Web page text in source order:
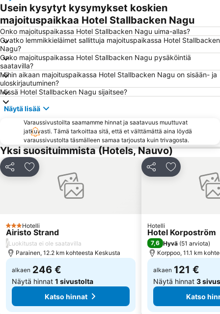
Turun tuomiokirkko
Turun Messu- ja Kongressikeskus
Kultaranta
HK Arena
Hirvensalon Hiihtokeskus
Turun ruotsalainen teatteri
Väskin seikkailusaari
Aboa Vetus & Ars Nova
Forum Marinum Turku
Usein kysytyt kysymykset koskien
majoituspaikkaa Hotel Stallbacken Nagu
Onko majoituspaikassa Hotel Stallbacken Nagu uima-allas?
Ovatko lemmikkieläimet sallittuja majoituspaikassa Hotel Stallbacken
Nagu?
Onko majoituspaikassa Hotel Stallbacken Nagu pysäköintiä
saatavilla?
Mihin aikaan majoituspaikassa Hotel Stallbacken Nagu on sisään- ja
uloskirjautuminen?
Missä Hotel Stallbacken Nagu sijaitsee?
Näytä lisää
Varaussivustoilta saamamme hinnat ja saatavuus muuttuvat
jatkuvasti. Tämä tarkoittaa sitä, että et välttämättä aina löydä
varaussivustolta täsmälleen samaa tarjousta kuin trivagosta.
Yksi suosituimmista (Hotels, Nauvo)
Jaa Lisää suosikkeihin
3 Tähtiluokitus
Hotelli
Airisto Strand
/Luokitusta ei ole saatavilla
Parainen, 12.2 km kohteesta Keskusta
alkaen 246 €
Näytä hinnat 1 sivustolta
Katso hinnat
Jaa Lisää
Hotelli
Hotel Korpoström
7,6 Hyvä (51 arviota)
Korppoo, 11.1 km
alkaen 121 €
Näytä hinnat 3
Katso